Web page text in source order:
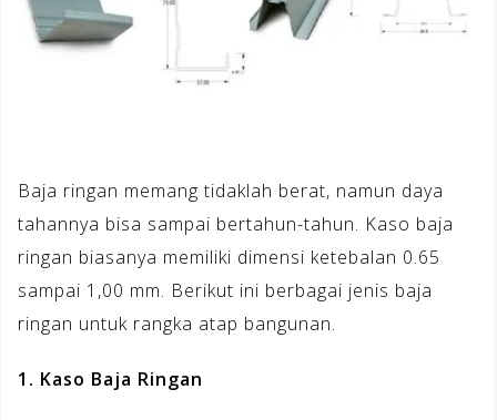
Baja ringan memang tidaklah berat, namun daya
tahannya bisa sampai bertahun-tahun. Kaso baja
ringan biasanya memiliki dimensi ketebalan 0.65
sampai 1,00 mm. Berikut ini berbagai jenis baja
ringan untuk rangka atap bangunan.
1. Kaso Baja Ringan